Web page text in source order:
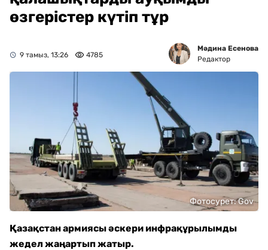
өзгерістер күтіп тұр
9 тамыз, 13:26 4785
Мәдина Есенова
Редактор
Фотосурет: Gov
Қазақстан армиясы әскери инфрақұрылымды
жедел жаңартып жатыр.